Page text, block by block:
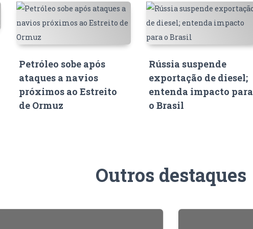
Petróleo sobe após
ataques a navios
próximos ao Estreito
de Ormuz
Rússia suspende
exportação de diesel;
entenda impacto para
o Brasil
Outros destaques